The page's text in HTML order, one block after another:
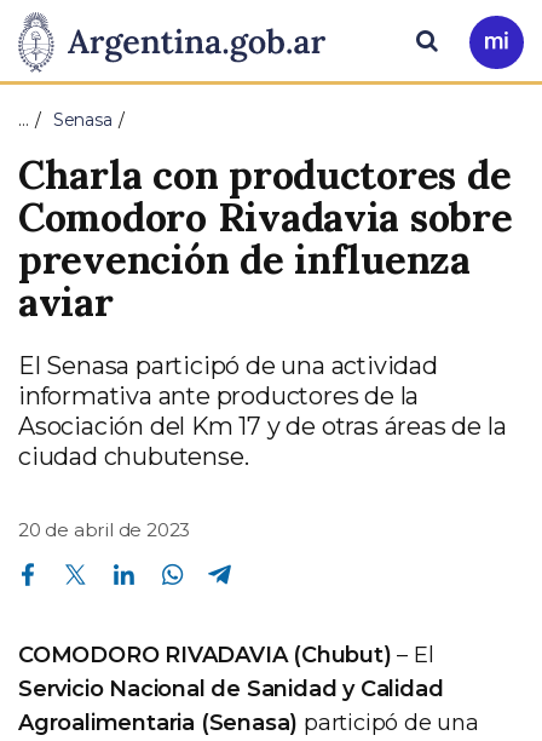
Presidencia
de
la
Nación
Pasar al contenido principal
Ir
a
Buscar
… Senasa
Charla con productores de
Comodoro Rivadavia sobre
prevención de influenza
aviar
El Senasa participó de una actividad
informativa ante productores de la
Asociación del Km 17 y de otras áreas de la
ciudad chubutense.
20 de abril de 2023
Compartir en Facebook Compartir en Twitter Compartir en Linkedin Compartir en Whatsapp
COMODORO RIVADAVIA (Chubut) – El
Servicio Nacional de Sanidad y Calidad
Agroalimentaria (Senasa) participó de una